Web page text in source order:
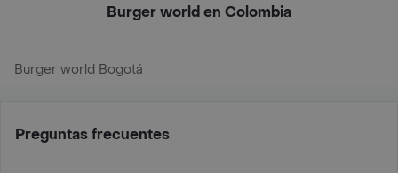
Burger world en Colombia
Burger world Bogotá
Preguntas frecuentes